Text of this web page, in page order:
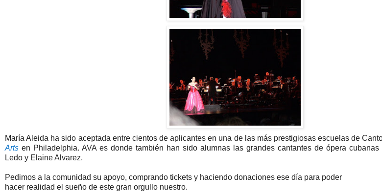
María Aleida ha sido aceptada entre cientos de aplicantes en una de las más prestigiosas escuelas de
Arts en Philadelphia. AVA es donde también han sido alumnas las grandes cantantes de ópera cubanas
Ledo y Elaine Alvarez.
Pedimos a la comunidad su apoyo, comprando tickets y haciendo donaciones ese día para poder
hacer realidad el sueño de este gran orgullo nuestro.